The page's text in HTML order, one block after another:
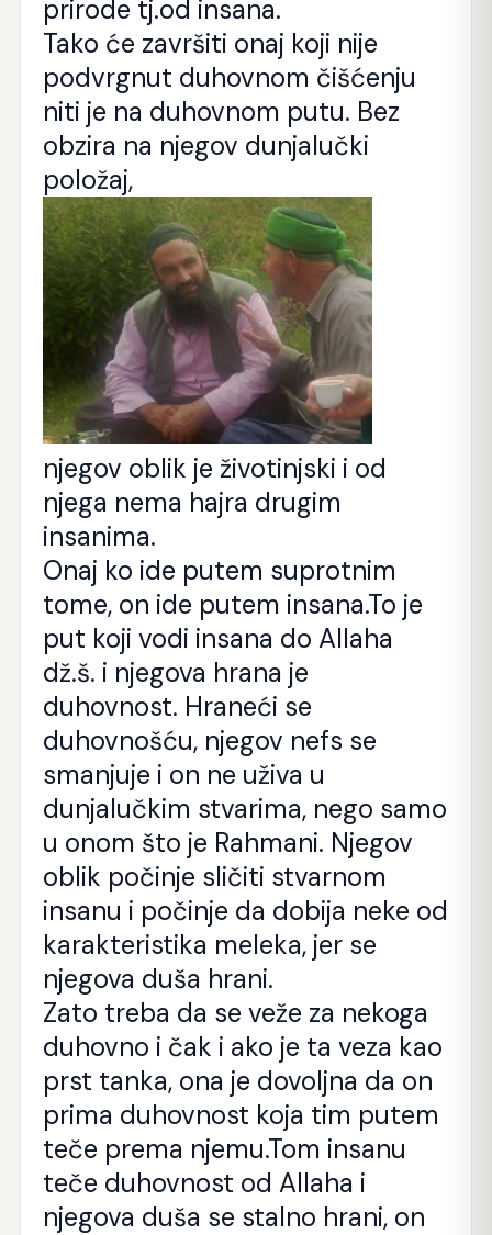
prirode tj.od insana.
Tako će završiti onaj koji nije
podvrgnut duhovnom čišćenju
niti je na duhovnom putu. Bez
obzira na njegov dunjalučki
položaj,
njegov oblik je životinjski i od
njega nema hajra drugim
insanima.
Onaj ko ide putem suprotnim
tome, on ide putem insana.To je
put koji vodi insana do Allaha
dž.š. i njegova hrana je
duhovnost. Hraneći se
duhovnošću, njegov nefs se
smanjuje i on ne uživa u
dunjalučkim stvarima, nego samo
u onom što je Rahmani. Njegov
oblik počinje sličiti stvarnom
insanu i počinje da dobija neke od
karakteristika meleka, jer se
njegova duša hrani.
Zato treba da se veže za nekoga
duhovno i čak i ako je ta veza kao
prst tanka, ona je dovoljna da on
prima duhovnost koja tim putem
teče prema njemu.Tom insanu
teče duhovnost od Allaha i
njegova duša se stalno hrani, on